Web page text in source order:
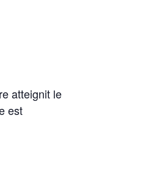
atteignit le
est